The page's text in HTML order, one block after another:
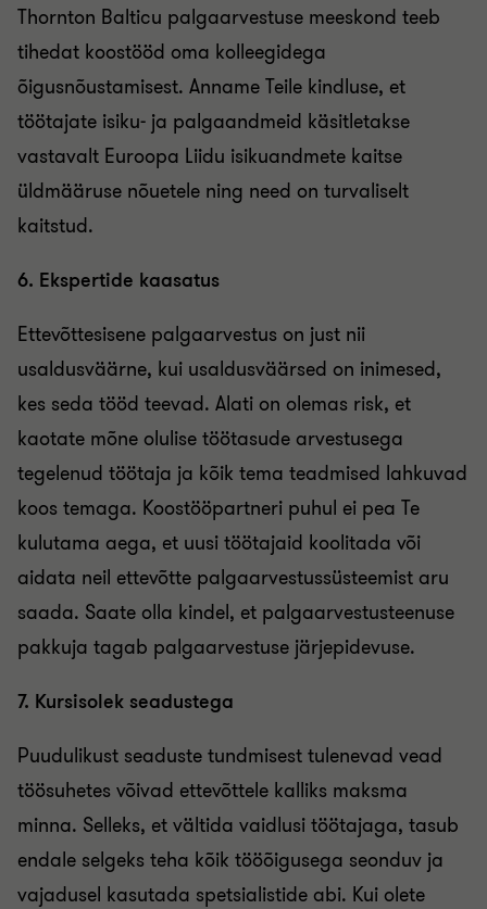
Thornton Balticu palgaarvestuse meeskond teeb
tihedat koostööd oma kolleegidega
õigusnõustamisest. Anname Teile kindluse, et
töötajate isiku- ja palgaandmeid käsitletakse
vastavalt Euroopa Liidu isikuandmete kaitse
üldmääruse nõuetele ning need on turvaliselt
kaitstud.
6. Ekspertide kaasatus
Ettevõttesisene palgaarvestus on just nii
usaldusväärne, kui usaldusväärsed on inimesed,
kes seda tööd teevad. Alati on olemas risk, et
kaotate mõne olulise töötasude arvestusega
tegelenud töötaja ja kõik tema teadmised lahkuvad
koos temaga. Koostööpartneri puhul ei pea Te
kulutama aega, et uusi töötajaid koolitada või
aidata neil ettevõtte palgaarvestussüsteemist aru
saada. Saate olla kindel, et palgaarvestusteenuse
pakkuja tagab palgaarvestuse järjepidevuse.
7. Kursisolek seadustega
Puudulikust seaduste tundmisest tulenevad vead
töösuhetes võivad ettevõttele kalliks maksma
minna. Selleks, et vältida vaidlusi töötajaga, tasub
endale selgeks teha kõik tööõigusega seonduv ja
vajadusel kasutada spetsialistide abi. Kui olete